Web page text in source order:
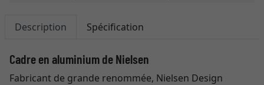
Description Spécification
Cadre en aluminium de Nielsen
Fabricant de grande renommée, Nielsen Design